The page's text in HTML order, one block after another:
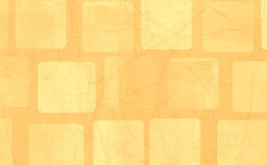
次回のブログは外食の様子をお伝えできればと思いま
デイサービスはーと＆はあと 生活相談員・田中